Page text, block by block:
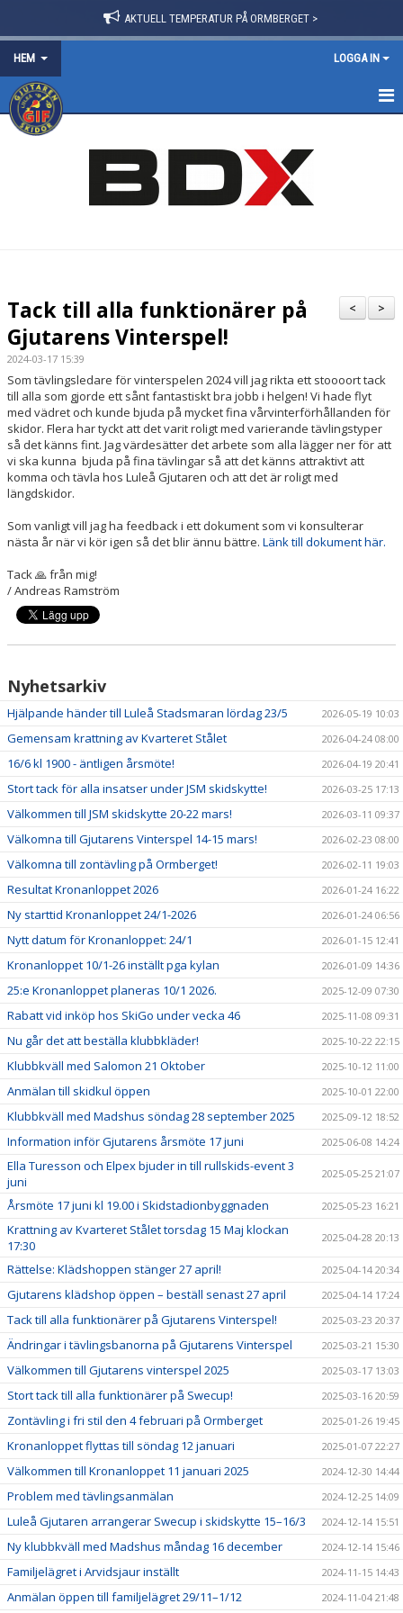
AKTUELL TEMPERATUR PÅ ORMBERGET >
HEM LOGGA IN
HEM
TRÄNINGSPOLICY
VÅRA GRUPPER/LEDARE
STYRELSE & STADGAR
MULTIBANAN
DOKUMENT
KALENDER
>
<
Tack till alla funktionärer på
Gjutarens Vinterspel!
2024-03-17 15:39
Som tävlingsledare för vinterspelen 2024 vill jag rikta ett stoooort tack
till alla som gjorde ett sånt fantastiskt bra jobb i helgen! Vi hade flyt
med vädret och kunde bjuda på mycket fina vårvinterförhållanden för
skidor. Flera har tyckt att det varit roligt med varierande tävlingstyper
så det känns fint. Jag värdesätter det arbete som alla lägger ner för att
vi ska kunna bjuda på fina tävlingar så att det känns attraktivt att
komma och tävla hos Luleå Gjutaren och att det är roligt med
längdskidor.
Som vanligt vill jag ha feedback i ett dokument som vi konsulterar
nästa år när vi kör igen så det blir ännu bättre. Länk till dokument här.
Tack 🙏 från mig!
/ Andreas Ramström
Nyhetsarkiv
Hjälpande händer till Luleå Stadsmaran lördag 23/5 2026-05-19 10:03
Gemensam krattning av Kvarteret Stålet 2026-04-24 08:00
16/6 kl 1900 - äntligen årsmöte! 2026-04-19 20:41
Stort tack för alla insatser under JSM skidskytte! 2026-03-25 17:13
Välkommen till JSM skidskytte 20-22 mars! 2026-03-11 09:37
Välkomna till Gjutarens Vinterspel 14-15 mars! 2026-02-23 08:00
Välkomna till zontävling på Ormberget! 2026-02-11 19:03
Resultat Kronanloppet 2026 2026-01-24 16:22
Ny starttid Kronanloppet 24/1-2026 2026-01-24 06:56
Nytt datum för Kronanloppet: 24/1 2026-01-15 12:41
Kronanloppet 10/1-26 inställt pga kylan 2026-01-09 14:36
25:e Kronanloppet planeras 10/1 2026. 2025-12-09 07:30
Rabatt vid inköp hos SkiGo under vecka 46 2025-11-08 09:31
Nu går det att beställa klubbkläder! 2025-10-22 22:15
Klubbkväll med Salomon 21 Oktober 2025-10-12 11:00
Anmälan till skidkul öppen 2025-10-01 22:00
Klubbkväll med Madshus söndag 28 september 2025 2025-09-12 18:52
Information inför Gjutarens årsmöte 17 juni 2025-06-08 14:24
Ella Turesson och Elpex bjuder in till rullskids-event 3
juni
2025-05-25 21:07
Årsmöte 17 juni kl 19.00 i Skidstadionbyggnaden 2025-05-23 16:21
Krattning av Kvarteret Stålet torsdag 15 Maj klockan
17:30
2025-04-28 20:13
Rättelse: Klädshoppen stänger 27 april! 2025-04-14 20:34
Gjutarens klädshop öppen – beställ senast 27 april 2025-04-14 17:24
Tack till alla funktionärer på Gjutarens Vinterspel! 2025-03-23 20:37
Ändringar i tävlingsbanorna på Gjutarens Vinterspel 2025-03-21 15:30
Välkommen till Gjutarens vinterspel 2025 2025-03-17 13:03
Stort tack till alla funktionärer på Swecup! 2025-03-16 20:59
Zontävling i fri stil den 4 februari på Ormberget 2025-01-26 19:45
Kronanloppet flyttas till söndag 12 januari 2025-01-07 22:27
Välkommen till Kronanloppet 11 januari 2025 2024-12-30 14:44
Problem med tävlingsanmälan 2024-12-25 14:09
Luleå Gjutaren arrangerar Swecup i skidskytte 15–16/3 2024-12-14 15:51
Ny klubbkväll med Madshus måndag 16 december 2024-12-14 15:46
Familjelägret i Arvidsjaur inställt 2024-11-15 14:43
Anmälan öppen till familjelägret 29/11–1/12 2024-11-04 21:48